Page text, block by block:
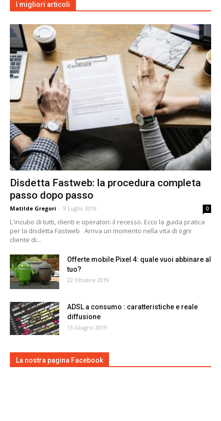
I migliori articoli
Disdetta Fastweb: la procedura completa
passo dopo passo
Matilde Gregori - 9 Luglio 2019 0
L'incubo di tutti, clienti e operatori: il recesso. Ecco la guida pratica
per la disdetta Fastweb Arriva un momento nella vita di ogni
cliente di...
Offerte mobile Pixel 4: quale vuoi abbinare al
tuo?
22 Ottobre 2019
ADSL a consumo : caratteristiche e reale
diffusione
13 Giugno 2019
La nostra pagina Facebook